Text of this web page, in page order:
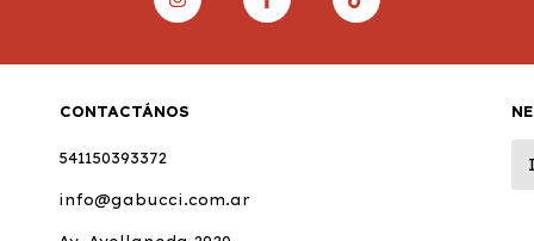
CONTACTÁNOS
541150393372
info@gabucci.com.ar